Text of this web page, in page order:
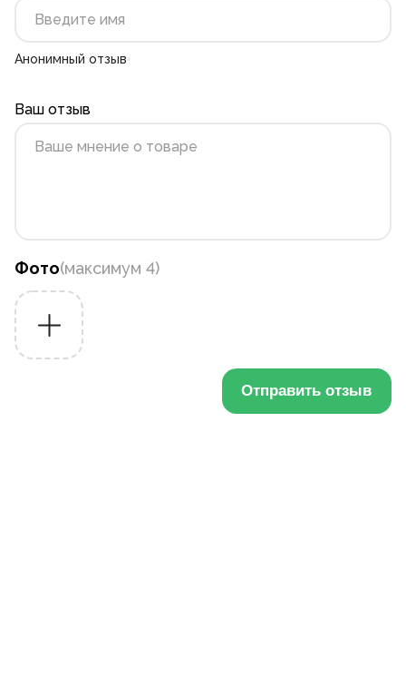
Анонимный отзыв
Ваш отзыв
Фото(максимум 4)
Отправить отзыв